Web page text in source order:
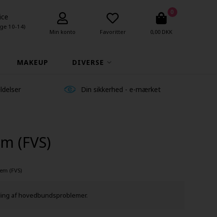
10-14)
Min konto Favoritter
0
0,00 DKK
MAKEUP DIVERSE
Din sikkerhed - e-mærket
(FVS)
(FVS)
af hovedbundsproblemer.